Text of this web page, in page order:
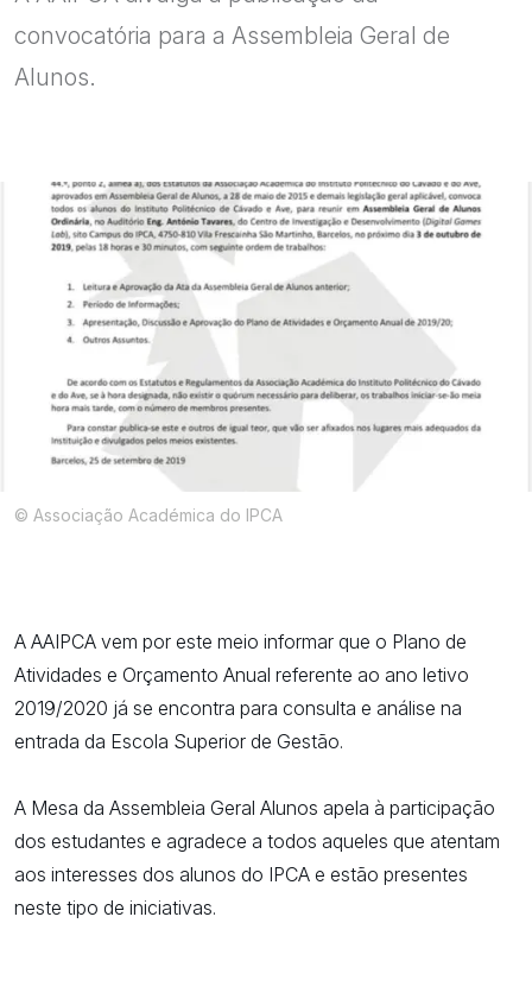
convocatória para a Assembleia Geral de
Alunos.
© Associação Académica do IPCA
A AAIPCA vem por este meio informar que o Plano de
Atividades e Orçamento Anual referente ao ano letivo
2019/2020 já se encontra para consulta e análise na
entrada da Escola Superior de Gestão.
A Mesa da Assembleia Geral Alunos apela à participação
dos estudantes e agradece a todos aqueles que atentam
aos interesses dos alunos do IPCA e estão presentes
neste tipo de iniciativas.